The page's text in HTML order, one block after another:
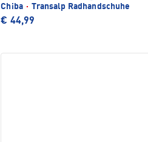
Chiba · Transalp Radhandschuhe
€ 44,99